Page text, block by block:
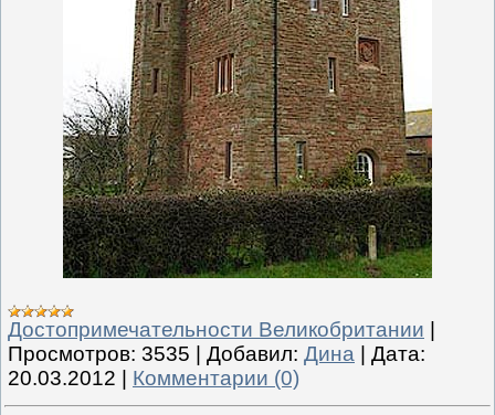
Достопримечательности Великобритании
Просмотров: 3535 Добавил: Дина
Дата:
20.03.2012
Комментарии (0)